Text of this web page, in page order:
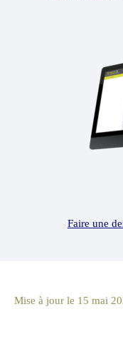
Faire une
Mise à jour le 15 mai